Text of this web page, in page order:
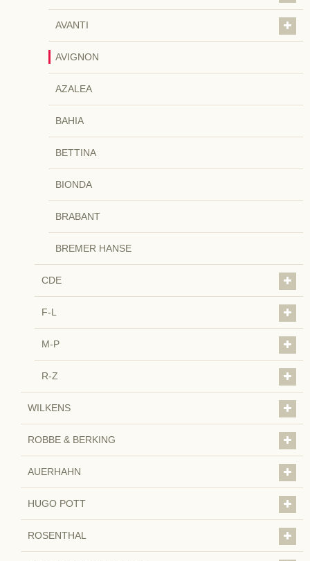
AVANTI
AVIGNON
AZALEA
BAHIA
BETTINA
BIONDA
BRABANT
BREMER HANSE
CDE
F-L
M-P
R-Z
WILKENS
ROBBE & BERKING
AUERHAHN
HUGO POTT
ROSENTHAL